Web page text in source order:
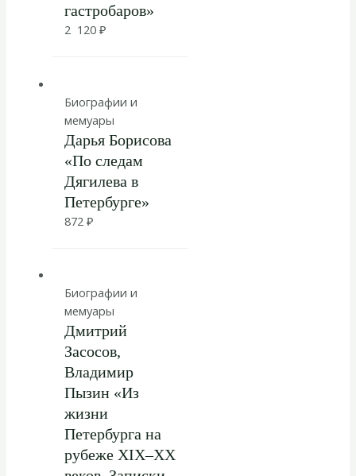
гастробаров»
2 120 ₽
Биографии и
мемуары
Дарья Борисова
«По следам
Дягилева в
Петербурге»
872 ₽
Биографии и
мемуары
Дмитрий
Засосов,
Владимир
Пызин «Из
жизни
Петербурга на
рубеже XIX–XX